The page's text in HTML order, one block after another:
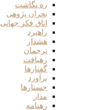
ره نگاشت
بحران پژوهی
اتاق فکر جهانی
راهبرد
هشدار
ترجمان
رهیافت
گفتارها
برآورد
جستارها
مدار
رهنامه